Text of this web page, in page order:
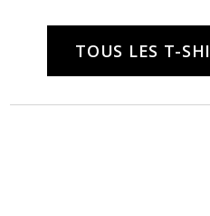
TOUS LES T-